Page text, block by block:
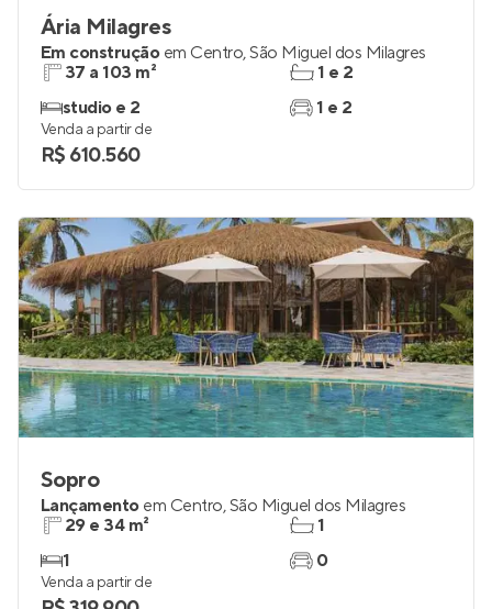
Ária Milagres
Em construção em Centro,São Miguel dos Milagres
37 a 103 m²
studio e 2
1 e 2
1 e 2
Venda a partir de
R$ 610.560
Sopro
Lançamento em Centro,São Miguel dos Milagres
29 e 34 m²
1
1
0
Venda a partir de